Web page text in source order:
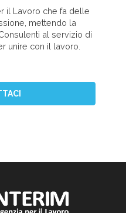
il Lavoro che fa delle
mettendo la
al servizio di
unire con il lavoro.